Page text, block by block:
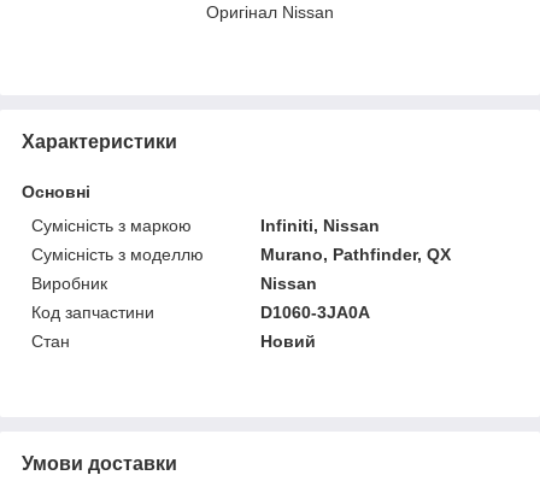
Оригінал Nissan
Характеристики
Основні
Сумісність з маркою
Infiniti, Nissan
Сумісність з моделлю
Murano, Pathfinder, QX
Виробник
Nissan
Код запчастини
D1060-3JA0A
Стан
Новий
Умови доставки